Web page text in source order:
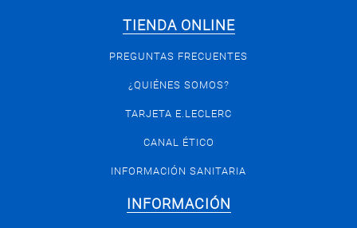
TIENDA ONLINE
PREGUNTAS FRECUENTES
¿QUIÉNES SOMOS?
TARJETA E.LECLERC
CANAL ÉTICO
INFORMACIÓN SANITARIA
INFORMACIÓN